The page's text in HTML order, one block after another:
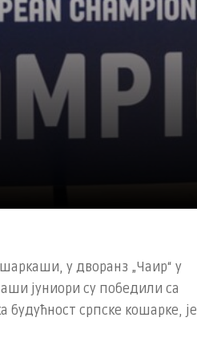
у дворанз „Чаир“ у
јуниори су победили са
будућност српске кошарке, је